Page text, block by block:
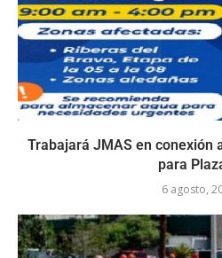
Trabajará JMAS en conexión
para
6 agosto,